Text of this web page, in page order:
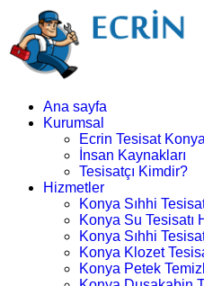
Ana sayfa
Kurumsal
Ecrin Tesisat Konya
İnsan Kaynakları
Tesisatçı Kimdir?
Hizmetler
Konya Sıhhi
Konya Su Tesisatı
Konya Sıhhi
Konya Klozet
Konya Petek